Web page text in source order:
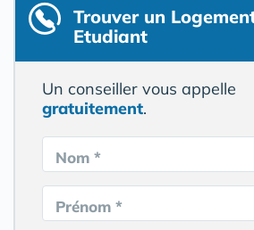
Trouver un
Etudiant
Un conseiller vous appelle
gratuitement.
Nom *
Prénom *